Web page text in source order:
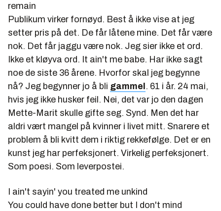
remain
Publikum virker fornøyd. Best å ikke vise at jeg
setter pris på det. De får låtene mine. Det får være
nok. Det får jaggu være nok. Jeg sier ikke et ord.
Ikke et kløyva ord. It ain't me babe. Har ikke sagt
noe de siste 36 årene. Hvorfor skal jeg begynne
nå? Jeg begynner jo å bli gammel. 61 i år. 24 mai,
hvis jeg ikke husker feil. Nei, det var jo den dagen
Mette-Marit skulle gifte seg. Synd. Men det har
aldri vært mangel på kvinner i livet mitt. Snarere et
problem å bli kvitt dem i riktig rekkefølge. Det er en
kunst jeg har perfeksjonert. Virkelig perfeksjonert.
Som poesi. Som leverpostei.
I ain't sayin' you treated me unkind
You could have done better but I don't mind